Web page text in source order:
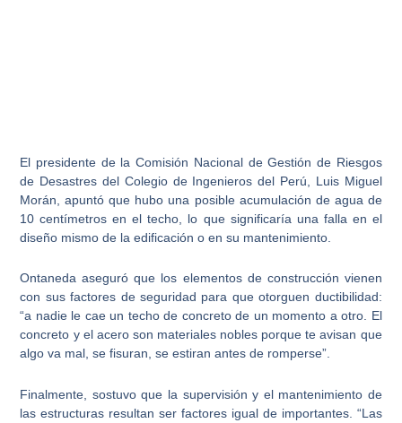
El presidente de laComisión Nacional de Gestión de Riesgos
de Desastres del Colegio de Ingenieros del Perú, Luis Miguel
Morán , apuntó que hubo una posible acumulación de agua de
10 centímetros en el techo, lo que significaría una falla en el
diseño mismo de la edificación o en su mantenimiento.
Ontaneda aseguró que los elementos de construcción vienen
con susfactores de seguridad para que otorguen ductibilidad:
“a nadie le cae un techo de concreto de un momento a otro. El
concreto y el acero son materiales nobles porque te avisan que
algo va mal, se fisuran, se estiran antes de romperse”.
Finalmente, sostuvo que la supervisión y el mantenimiento de
las estructuras resultan ser factores igual de importantes. “Las